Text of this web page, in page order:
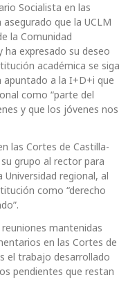
Socialista en las
que la UCLM
la Comunidad
expresado su deseo
académica se siga
apuntado a la I+D+i que
como “parte del
y que los jóvenes nos
las Cortes de Castilla-
grupo al rector para
Universidad regional, al
como “derecho
mantenidas
en las Cortes de
el trabajo desarrollado
pendientes que restan